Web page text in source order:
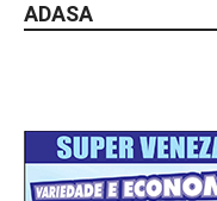
ADASA